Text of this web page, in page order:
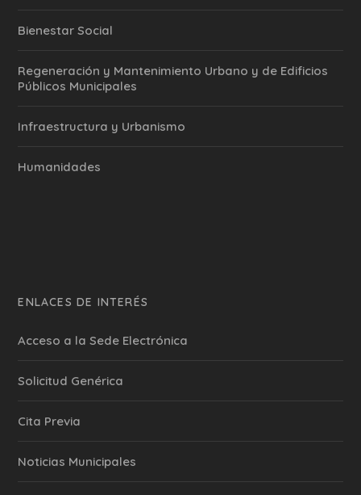
Bienestar Social
Regeneración y Mantenimiento Urbano y de Edificios
Públicos Municipales
Infraestructura y Urbanismo
Humanidades
ENLACES DE INTERÉS
Acceso a la Sede Electrónica
Solicitud Genérica
Cita Previa
‎Noticias Municipales